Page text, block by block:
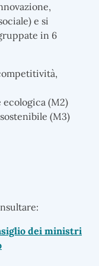
e si
in 6
(M2)
(M3)
dei ministri